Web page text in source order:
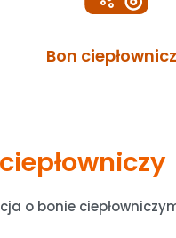
Bon
o bonie